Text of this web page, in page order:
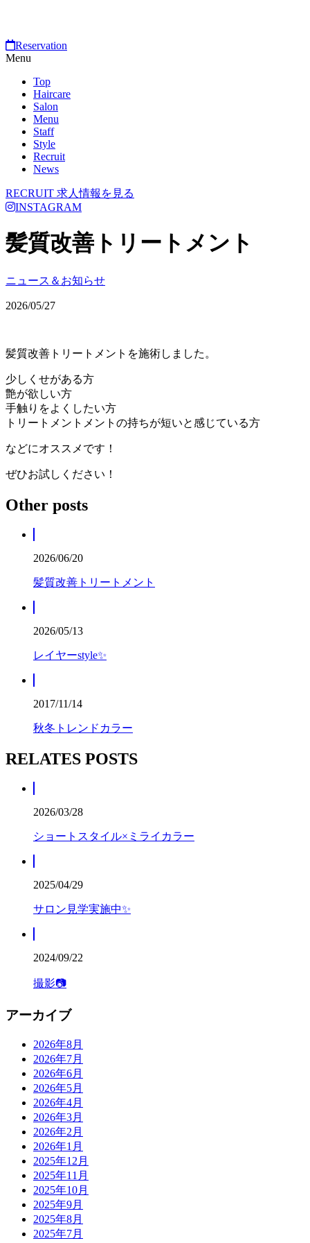
Reservation
Menu
Top
Haircare
Salon
Menu
Staff
Style
Recruit
News
RECRUIT 求人情報を見る
INSTAGRAM
髪質改善トリートメント
ニュース＆お知らせ
2026/05/27
髪質改善トリートメントを施術しました。
少しくせがある方
艶が欲しい方
手触りをよくしたい方
トリートメントメントの持ちが短いと感じている方
などにオススメです！
ぜひお試しください！
Other posts
2026/06/20
髪質改善トリートメント
2026/05/13
レイヤーstyle✨
2017/11/14
秋冬トレンドカラー
RELATES POSTS
2026/03/28
ショートスタイル×ミライカラー
2025/04/29
サロン見学実施中✨
2024/09/22
撮影📷
アーカイブ
2026年8月
2026年7月
2026年6月
2026年5月
2026年4月
2026年3月
2026年2月
2026年1月
2025年12月
2025年11月
2025年10月
2025年9月
2025年8月
2025年7月